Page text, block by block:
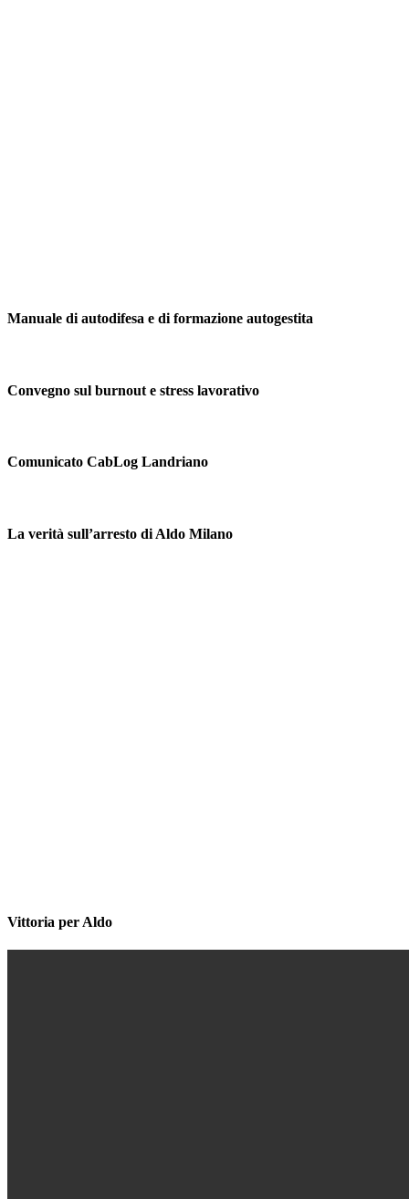
Manuale di autodifesa e di formazione autogestita
Convegno sul burnout e stress lavorativo
Comunicato CabLog Landriano
La verità sull’arresto di Aldo Milano
Vittoria per Aldo